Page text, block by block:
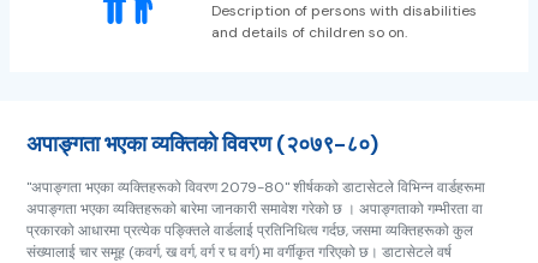
Description of persons with disabilities
and details of children so on.
अपाङ्गता भएका व्यक्तिकाे विवरण (२०७९-८०)
"अपाङ्गता भएका व्यक्तिहरूको विवरण 2079-80" शीर्षकको डाटासेटले विभिन्न वार्डहरूमा
अपाङ्गता भएका व्यक्तिहरूको बारेमा जानकारी समावेश गरेको छ । अपाङ्गताको गम्भीरता वा
प्रकारको आधारमा प्रत्येक पङ्क्तिले वार्डलाई प्रतिनिधित्व गर्दछ, जसमा व्यक्तिहरूको कुल
संख्यालाई चार समूह (कवर्ग, ख वर्ग, वर्ग र घ वर्ग) मा वर्गीकृत गरिएको छ। डाटासेटले वर्ष